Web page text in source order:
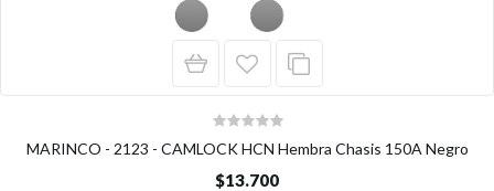
MARINCO - 2123 - CAMLOCK HCN Hembra Chasis 150A Negro
$13.700